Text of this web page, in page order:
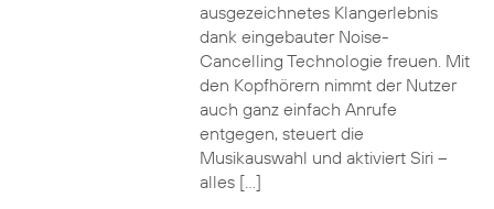
ausgezeichnetes Klangerlebnis
dank eingebauter Noise-
Cancelling Technologie freuen. Mit
den Kopfhörern nimmt der Nutzer
auch ganz einfach Anrufe
entgegen, steuert die
Musikauswahl und aktiviert Siri –
alles […]